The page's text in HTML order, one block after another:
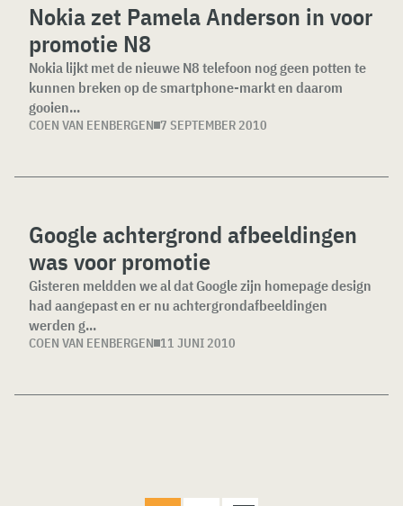
Nokia zet Pamela Anderson in voor
promotie N8
Nokia lijkt met de nieuwe N8 telefoon nog geen potten te
kunnen breken op de smartphone-markt en daarom
gooien...
COEN VAN EENBERGEN 7 SEPTEMBER 2010
Google achtergrond afbeeldingen
was voor promotie
Gisteren meldden we al dat Google zijn homepage design
had aangepast en er nu achtergrondafbeeldingen
werden g...
COEN VAN EENBERGEN 11 JUNI 2010